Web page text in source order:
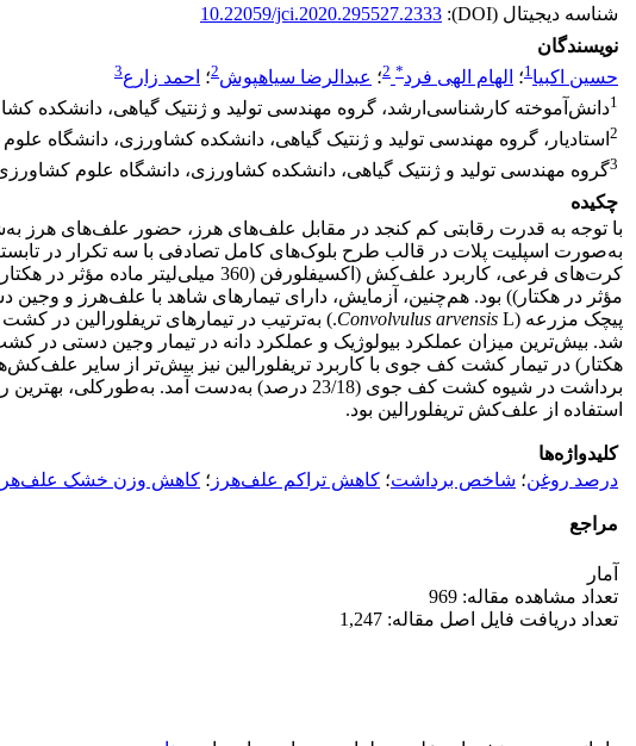
شناسه دیجیتال (DOI):
10.22059/jci.2020.295527.2333
نویسندگان
حسین اکبیا1؛ الهام الهی فرد*
2؛ عبدالرضا سیاهپوش2؛ احمد زارع3
1دانش‌آموخته کارشناسی‌ارشد، گروه مهندسی تولید و ژنتیک گیاهی، دانشکده
2 استادیار، گروه مهندسی تولید و ژنتیک گیاهی، دانشکده کشاورزی، دانشگاه
3گروه مهندسی تولید و ژنتیک گیاهی، دانشکده کشاورزی، دانشگاه علوم
چکیده
با توجه به قدرت رقابتی کم کنجد در مقابل علف‌های هرز، حضور علف‌های
مؤثر در هکتار)) بود. هم‌چنین، آزمایش، دارای تیمارهای شاهد با علف‌هرز و
پیچک مزرعه‌ (
Convolvulus arvensis
برداشت در شیوه کشت کف جوی (23/18 درصد)
استفاده از علف‌کش تریفلورالین بود.
کلیدواژه‌ها
درصد روغن؛ شاخص برداشت؛ کاهش تراکم علف‌هرز ؛ کاهش وزن خشک
مراجع
آمار
تعداد مشاهده مقاله: 969
تعداد دریافت فایل اصل مقاله: 1,247